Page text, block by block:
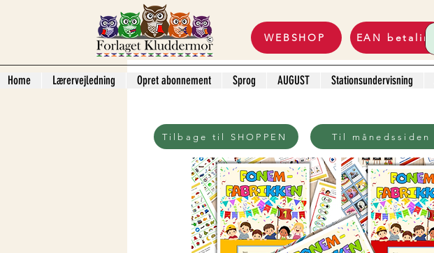
WEBSHOP EAN betaling
Home Lærervejledning Opret abonnement Sprog AUGUST Stationsundervisning
Tilbage til SHOPPEN Til månedssiden